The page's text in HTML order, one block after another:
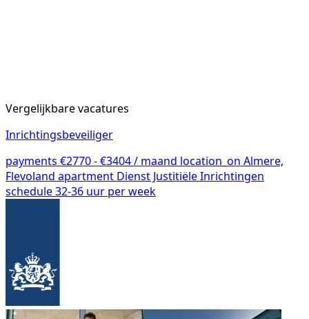
Vergelijkbare vacatures
Inrichtingsbeveiliger
payments €2770 - €3404 / maand location_on Almere,
Flevoland apartment Dienst Justitiële Inrichtingen
schedule32-36 uur per week